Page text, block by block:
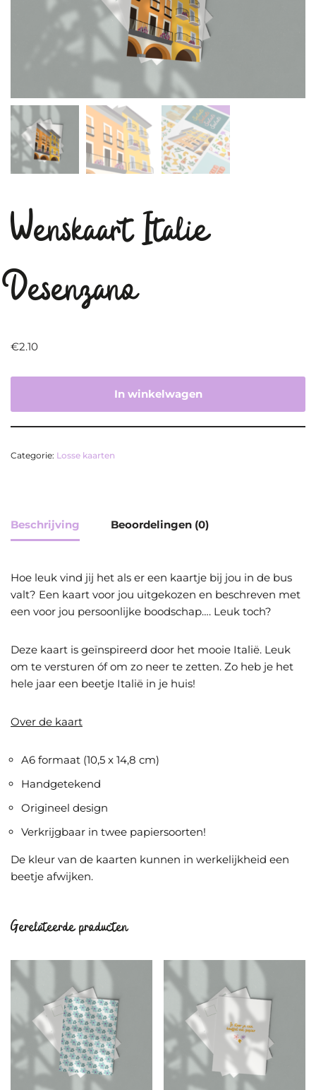
Wenskaart Italie
Desenzano
€2.10
In winkelwagen
Categorie: Losse kaarten
Beschrijving Beoordelingen (0)
Hoe leuk vind jij het als er een kaartje bij jou in de bus
valt? Een kaart voor jou uitgekozen en beschreven met
een voor jou persoonlijke boodschap…. Leuk toch?
Deze kaart is geïnspireerd door het mooie Italië. Leuk
om te versturen óf om zo neer te zetten. Zo heb je het
hele jaar een beetje Italië in je huis!
Over de kaart
A6 formaat (10,5 x 14,8 cm)
Handgetekend
Origineel design
Verkrijgbaar in twee papiersoorten!
De kleur van de kaarten kunnen in werkelijkheid een
beetje afwijken.
Gerelateerde producten